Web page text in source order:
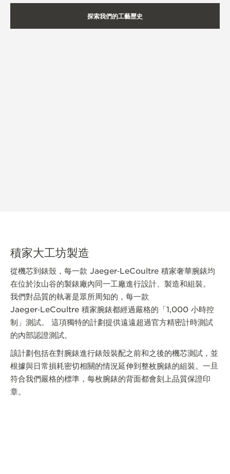
探索我們的工藝歷史
積家大工坊製造
從機芯到錶殼，每一款 Jaeger‑LeCoultre 積家奢華腕錶均
在位於汝山谷的製錶廠內同一工廠進行設計、製造和組裝。
我們對品質的執著是眾所周知的，每一款
Jaeger‑LeCoultre 積家腕錶都經過嚴格的「1,000 小時控
制」測試。 這項獨特的計劃提供遠遠超過官方精密計時測試
的內部認證測試。
該計劃包括在對腕錶進行錶殼裝配之前和之後的機芯測試，並
根據與日常損耗密切相關的情況延伸到整枚腕錶的組裝。一旦
符合我們嚴格的標準，每枚腕錶的背面都會刻上品質保證印
章。